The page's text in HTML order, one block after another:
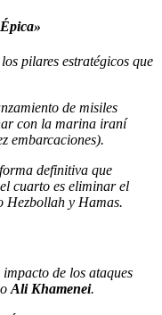
pilares estratégicos que
de misiles
con la marina iraní
embarcaciones).
definitiva que
cuarto es eliminar el
Hezbollah y Hamas.
de los ataques
Ali Khamenei.